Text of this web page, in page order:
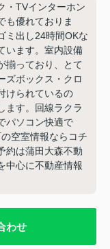
・TVインターホン
も優れておりま
ミ出し24時間OKな
います。室内設備
揃っており、とて
ズボックス・クロ
けられているの
ます。回線ラクラ
パソコン快適で
空室情報ならコチ
約は蒲田大森不動
中心に不動産情報
わせ